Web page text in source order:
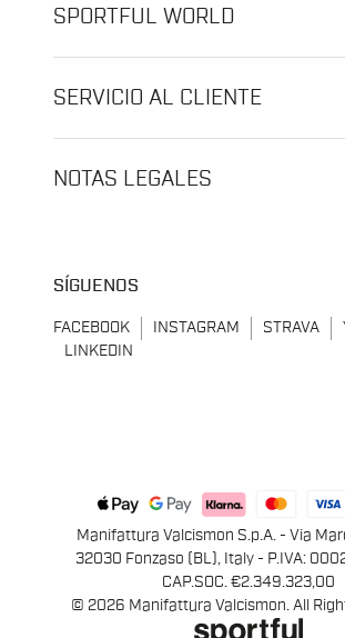
SPORTFUL WORLD
SERVICIO AL CLIENTE
NOTAS LEGALES
SÍGUENOS
FACEBOOK INSTAGRAM STRAVA
LINKEDIN
Manifattura Valcismon S.p.A. - Via
32030 Fonzaso (BL), Italy - P.IVA:
CAP.SOC. €2.349.323,00
© 2026 Manifattura Valcismon. All